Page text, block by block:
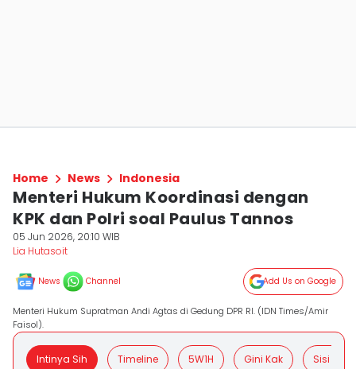
Home News Indonesia
Menteri Hukum Koordinasi dengan
KPK dan Polri soal Paulus Tannos
05 Jun 2026, 20:10 WIB
Lia Hutasoit
News Channel Add Us on Google
Menteri Hukum Supratman Andi Agtas di Gedung DPR RI. (IDN Times/Amir
Faisol).
Intinya Sih Timeline 5W1H Gini Kak Sisi